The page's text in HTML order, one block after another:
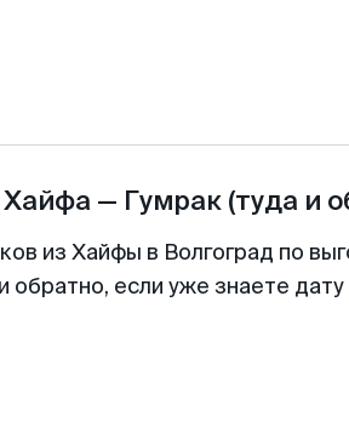
Хайфа — Гумрак (туда и
из Хайфы в Волгоград по
если уже знаете